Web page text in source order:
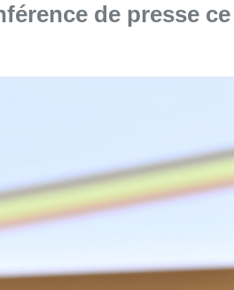
de presse ce